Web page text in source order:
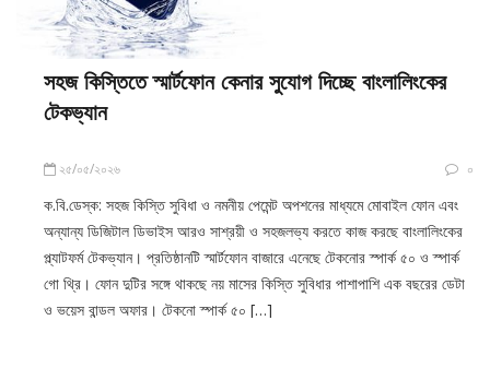
সহজ কিস্তিতে স্মার্টফোন কেনার সুযোগ দিচ্ছে বাংলালিংকের
টেকভ্যান
২৫/০৫/২০২৬ ০
ক.বি.ডেস্ক: সহজ কিস্তি সুবিধা ও নমনীয় পেমেন্ট অপশনের মাধ্যমে মোবাইল ফোন এবং
অন্যান্য ডিজিটাল ডিভাইস আরও সাশ্রয়ী ও সহজলভ্য করতে কাজ করছে বাংলালিংকের
প্ল্যাটফর্ম টেকভ্যান। প্রতিষ্ঠানটি স্মার্টফোন বাজারে এনেছে টেকনোর স্পার্ক ৫০ ও স্পার্ক
গো থ্রি। ফোন দুটির সঙ্গে থাকছে নয় মাসের কিস্তি সুবিধার পাশাপাশি এক বছরের ডেটা
ও ভয়েস বান্ডল অফার। টেকনো স্পার্ক ৫০ […]